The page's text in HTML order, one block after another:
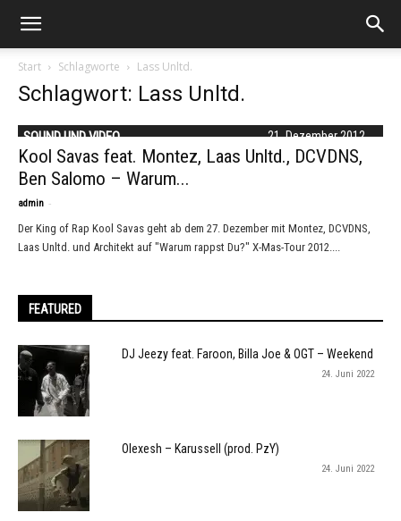
Start Schlagworte Lass Unltd.
Schlagwort: Lass Unltd.
21. Dezember 2012
SOUND UND VIDEO
Kool Savas feat. Montez, Laas Unltd., DCVDNS,
Ben Salomo – Warum...
admin -
Der King of Rap Kool Savas geht ab dem 27. Dezember mit Montez, DCVDNS,
Laas Unltd. und Architekt auf "Warum rappst Du?" X-Mas-Tour 2012....
FEATURED
DJ Jeezy feat. Faroon, Billa Joe & OGT – Weekend
24. Juni 2022
Olexesh – Karussell (prod. PzY)
24. Juni 2022